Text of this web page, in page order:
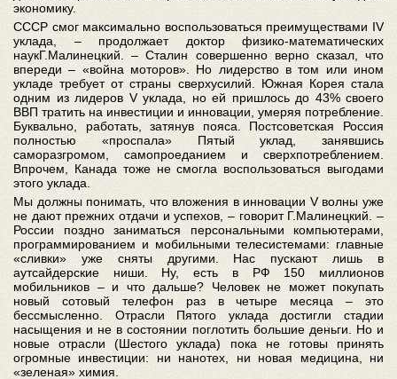
экономику.
СССР смог максимально воспользоваться преимуществами IV
уклада, – продолжает доктор физико-математических
наукГ.Малинецкий. – Сталин совершенно верно сказал, что
впереди – «война моторов». Но лидерство в том или ином
укладе требует от страны сверхусилий. Южная Корея стала
одним из лидеров V уклада, но ей пришлось до 43% своего
ВВП тратить на инвестиции и инновации, умеряя потребление.
Буквально, работать, затянув пояса. Постсоветская Россия
полностью «проспала» Пятый уклад, занявшись
саморазгромом, самопроеданием и сверхпотреблением.
Впрочем, Канада тоже не смогла воспользоваться выгодами
этого уклада.
Мы должны понимать, что вложения в инновации V волны уже
не дают прежних отдачи и успехов, – говорит Г.Малинецкий. –
России поздно заниматься персональными компьютерами,
программированием и мобильными телесистемами: главные
«сливки» уже сняты другими. Нас пускают лишь в
аутсайдерские ниши. Ну, есть в РФ 150 миллионов
мобильников – и что дальше? Человек не может покупать
новый сотовый телефон раз в четыре месяца – это
бессмысленно. Отрасли Пятого уклада достигли стадии
насыщения и не в состоянии поглотить большие деньги. Но и
новые отрасли (Шестого уклада) пока не готовы принять
огромные инвестиции: ни нанотех, ни новая медицина, ни
«зеленая» химия.